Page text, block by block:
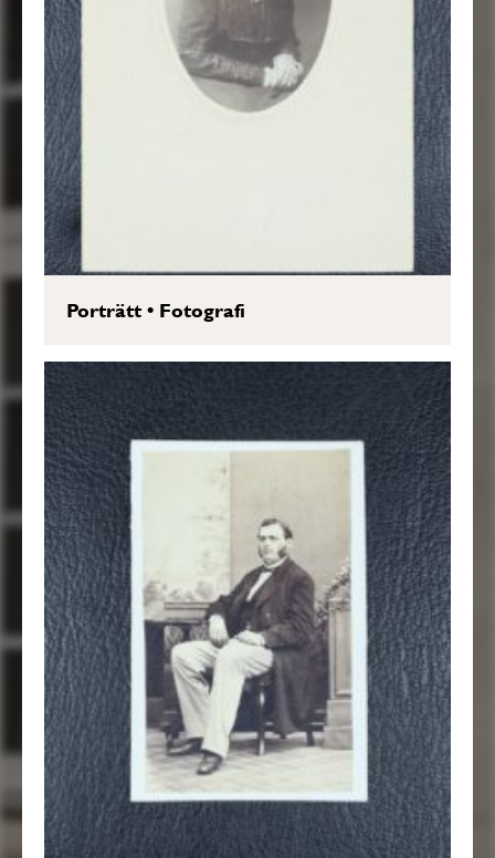
Porträtt• Fotografi